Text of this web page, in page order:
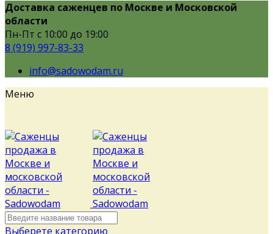
Доставка саженцев по Москве и Московской
области
Пн-Пт с 10:00 до 19:00
8 (919) 997-83-33
info@sadowodam.ru
Меню
Выберете категорию